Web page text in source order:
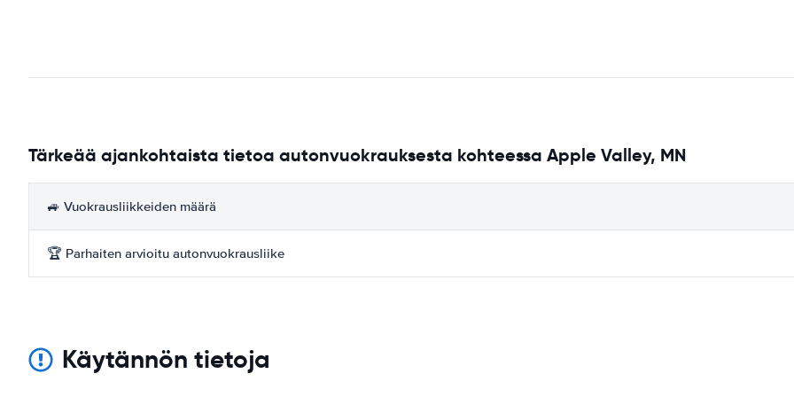
Tärkeää ajankohtaista tietoa autonvuokrauksesta kohteessa Apple Valley, MN
🚙 Vuokrausliikkeiden määrä
🏆 Parhaiten arvioitu autonvuokrausliike
Käytännön tietoja